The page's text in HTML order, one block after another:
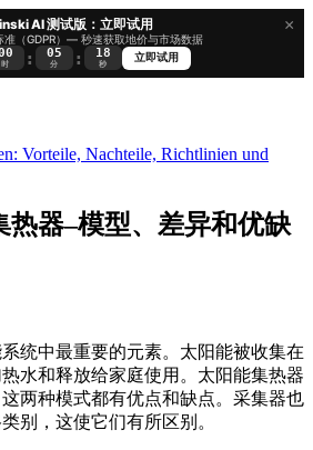
×
AI 测试版：立即试用
准（GDPR）— 秒速获取地价与市场数据
时 : 05
分 : 17
秒
立即试用
热器–模型、差异和优缺
统中最重要的元素。太阳能被收集在
水和释放给家庭使用。太阳能集热器
两种模式都有优点和缺点。采集器也
别，这使它们有所区别。